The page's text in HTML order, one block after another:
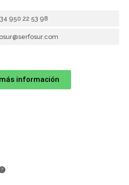
950 22 53 98
información
?